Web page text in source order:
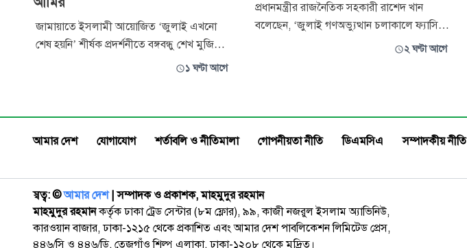
জামায়াতে ইসলামী আয়োজিত ‘জুলাই এখনো
শেষ হয়নি’ শীর্ষক প্রদর্শনীতে বঙ্গবন্ধু শেখ মুজিবুর
রহমানের ৭ মার্চের ভাষণ থাকলেও স্বাধীনতার
ইসলামীর আমির ডা. শফিকুর রহমান বলেছেন,
‘প্রদর্শনীতে মূলত কর্তৃত্ববাদী
১ ঘণ্টা আগে
প্রধানমন্ত্রীর রাজনৈতিক সহকারী রাশেদ খান
বলেছেন, ‘জুলাই গণঅভ্যুত্থান চলাকালে ফ্যাসিস্ট
সরকার পতনের ডাক বা এক দফার ঘোষণা
সদরের মুরারীদহ এলাকায় ঐতিহ্যবাহী মিয়ার
দালান
২ ঘণ্টা আগে
আমার দেশ যোগাযোগ শর্তাবলি ও নীতিমালা গোপনীয়তা নীতি ডিএমসিএ সম্পাদকীয় নীতি
স্বত্ব: ©️আমার দেশ| সম্পাদক ও প্রকাশক, মাহমুদুর রহমান
মাহমুদুর রহমানকর্তৃক ঢাকা ট্রেড সেন্টার (৮ম ফ্লোর), ৯৯, কাজী নজরুল ইসলাম অ্যাভিনিউ,
কারওয়ান বাজার, ঢাকা-১২১৫ থেকে প্রকাশিত এবং আমার দেশ পাবলিকেশন লিমিটেড প্রেস,
৪৪৬/সি ও ৪৪৬/ডি, তেজগাঁও শিল্প এলাকা, ঢাকা-১২০৮ থেকে মুদ্রিত।